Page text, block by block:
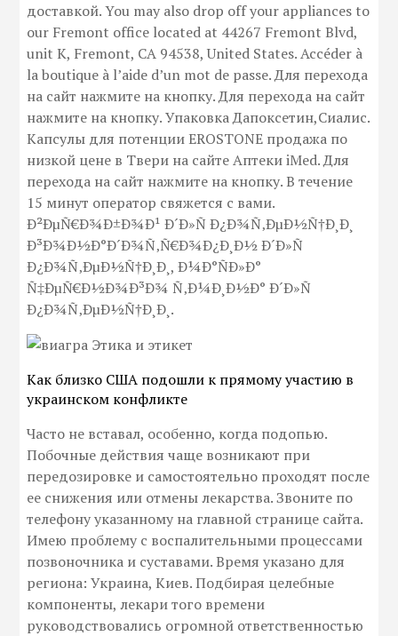
доставкой. You may also drop off your appliances to
our Fremont office located at 44267 Fremont Blvd,
unit K, Fremont, CA 94538, United States. Accéder à
la boutique à l’aide d’un mot de passe. Для перехода
на сайт нажмите на кнопку. Для перехода на сайт
нажмите на кнопку. Упаковка Дапоксетин,Сиалис.
Капсулы для потенции EROSTONE продажа по
низкой цене в Твери на сайте Аптеки iMed. Для
перехода на сайт нажмите на кнопку. В течение
15 минут оператор свяжется с вами.
Ð²ÐµÑ€Ð¾Ð±Ð¾Ð¹ Ð´Ð»Ñ Ð¿Ð¾Ñ‚ÐµÐ½Ñ†Ð¸Ð¸
Ð³Ð¾Ð½Ð°Ð´Ð¾Ñ‚Ñ€Ð¾Ð¿Ð¸Ð½ Ð´Ð»Ñ
Ð¿Ð¾Ñ‚ÐµÐ½Ñ†Ð¸Ð¸, Ð¼Ð°ÑÐ»Ð°
Ñ‡ÐµÑ€Ð½Ð¾Ð³Ð¾ Ñ‚Ð¼Ð¸Ð½Ð° Ð´Ð»Ñ
Ð¿Ð¾Ñ‚ÐµÐ½Ñ†Ð¸Ð¸.
Как близко США подошли к прямому участию в
украинском конфликте
Часто не вставал, особенно, когда подопью.
Побочные действия чаще возникают при
передозировке и самостоятельно проходят после
ее снижения или отмены лекарства. Звоните по
телефону указанному на главной странице сайта.
Имею проблему с воспалительными процессами
позвоночника и суставами. Время указано для
региона: Украина, Киев. Подбирая целебные
компоненты, лекари того времени
руководствовались огромной ответственностью